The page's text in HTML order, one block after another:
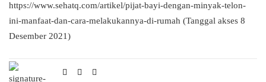
https://www.sehatq.com/artikel/pijat-bayi-dengan-minyak-telon-
ini-manfaat-dan-cara-melakukannya-di-rumah (Tanggal akses 8
Desember 2021)